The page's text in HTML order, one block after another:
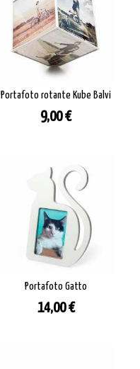
Portafoto rotante Kube Balvi
Prezzo
9,00 €
Portafoto Gatto
Prezzo
14,00 €